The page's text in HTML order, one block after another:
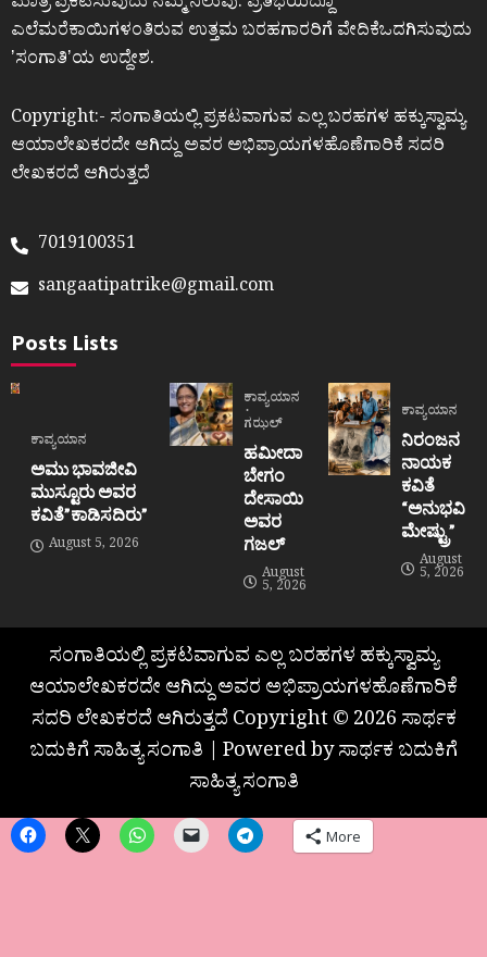
ಎಲೆಮರೆಕಾಯಿಗಳಂತಿರುವ ಉತ್ತಮ ಬರಹಗಾರರಿಗೆ ವೇದಿಕೆಒದಗಿಸುವುದು
ʼಸಂಗಾತಿʼಯ ಉದ್ದೇಶ.
Copyright:- ಸಂಗಾತಿಯಲ್ಲಿ ಪ್ರಕಟವಾಗುವ ಎಲ್ಲ ಬರಹಗಳ ಹಕ್ಕುಸ್ವಾಮ್ಯ
ಆಯಾಲೇಖಕರದೇ ಆಗಿದ್ದು ಅವರ ಅಭಿಪ್ರಾಯಗಳಹೊಣೆಗಾರಿಕೆ ಸದರಿ
ಲೇಖಕರದೆ ಆಗಿರುತ್ತದೆ
7019100351
sangaatipatrike@gmail.com
Posts Lists
ಕಾವ್ಯಯಾನ
ಅಮು ಭಾವಜೀವಿ
ಮುಸ್ಟೂರು ಅವರ
ಕವಿತೆ”ಕಾಡಿಸದಿರು”
August 5, 2026
ಕಾವ್ಯಯಾನ
ಗಝಲ್
ಹಮೀದಾ
ಬೇಗಂ
ದೇಸಾಯಿ
ಅವರ
ಗಜಲ್
August
5, 2026
ಕಾವ್ಯಯಾನ
ನಿರಂಜನ
ನಾಯಕ
ಕವಿತೆ
“ಅನುಭವಿ
ಮೇಷ್ಟ್ರು”
August
5, 2026
ಸಂಗಾತಿಯಲ್ಲಿ ಪ್ರಕಟವಾಗುವ ಎಲ್ಲ ಬರಹಗಳ ಹಕ್ಕುಸ್ವಾಮ್ಯ
ಆಯಾಲೇಖಕರದೇ ಆಗಿದ್ದು ಅವರ ಅಭಿಪ್ರಾಯಗಳಹೊಣೆಗಾರಿಕೆ
ಸದರಿ ಲೇಖಕರದೆ ಆಗಿರುತ್ತದೆ Copyright © 2026 ಸಾರ್ಥಕ
ಬದುಕಿಗೆ ಸಾಹಿತ್ಯ ಸಂಗಾತಿ | Powered by ಸಾರ್ಥಕ ಬದುಕಿಗೆ
ಸಾಹಿತ್ಯ ಸಂಗಾತಿ
More